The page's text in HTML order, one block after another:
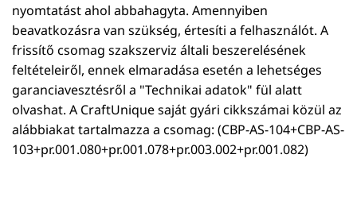
nyomtatást ahol abbahagyta. Amennyiben
beavatkozásra van szükség, értesíti a felhasználót. A
frissítő csomag szakszerviz általi beszerelésének
feltételeiről, ennek elmaradása esetén a lehetséges
garanciavesztésről a "Technikai adatok" fül alatt
olvashat. A CraftUnique saját gyári cikkszámai közül az
alábbiakat tartalmazza a csomag: (CBP-AS-104+CBP-AS-
103+pr.001.080+pr.001.078+pr.003.002+pr.001.082)